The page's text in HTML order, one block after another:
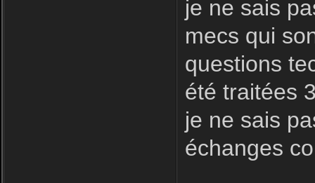
je ne sais
mecs qui
questions
été traitées
je ne sais
échanges